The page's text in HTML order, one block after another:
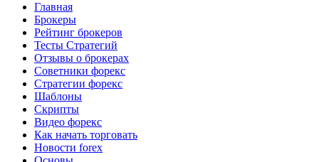
Главная
Брокеры
Рейтинг брокеров
Тесты Стратегий
Отзывы о брокерах
Советники форекс
Стратегии форекс
Шаблоны
Скрипты
Видео форекс
Как начать торговать
Новости forex